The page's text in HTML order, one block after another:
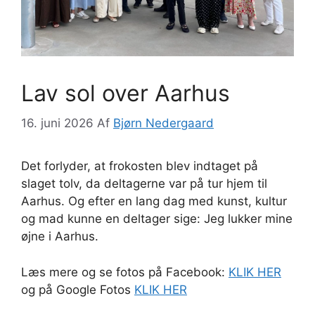
Lav sol over Aarhus
16. juni 2026 Af Bjørn Nedergaard
Det forlyder, at frokosten blev indtaget på
slaget tolv, da deltagerne var på tur hjem til
Aarhus. Og efter en lang dag med kunst, kultur
og mad kunne en deltager sige: Jeg lukker mine
øjne i Aarhus.
Læs mere og se fotos på Facebook: KLIK HER
og på Google Fotos KLIK HER